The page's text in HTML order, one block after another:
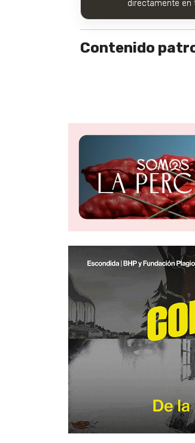
directamente en
Contenido